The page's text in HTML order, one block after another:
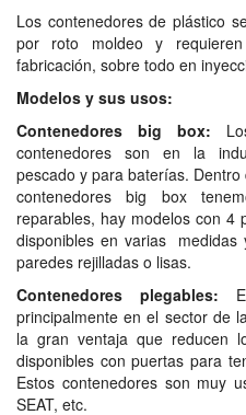
Los contenedores de plástico
por roto moldeo y
fabricación, sobre todo en
Modelos y sus usos:
Contenedores big box:
contenedores son en la
pescado y para baterías.
contenedores big box
reparables, hay modelos con 4
disponibles en varias
paredes rejilladas o lisas.
Contenedores plegables:
principalmente en el sector de
la gran ventaja que reducen
disponibles con puertas para
Estos contenedores son muy
SEAT, etc.